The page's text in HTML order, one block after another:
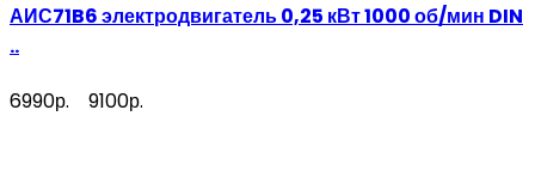
АИС71B6 электродвигатель 0,25 кВт 1000 об/мин DIN
..
6990р. 9100р.